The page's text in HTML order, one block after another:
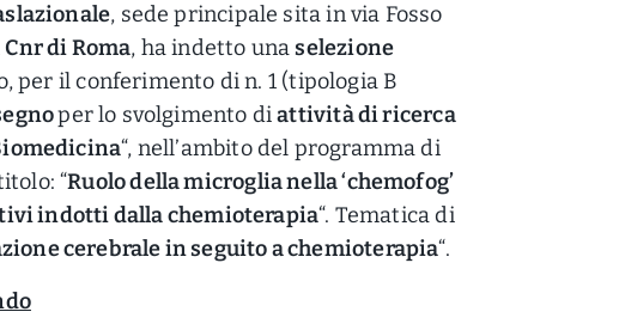
, sede principale sita in via Fosso
Cnr di Roma, ha indetto unaselezione
per il conferimento di n. 1 (tipologia B
per lo svolgimento diattività di ricerca
“, nell’ambito del programma di
“Ruolo della microglia nella ‘chemofog’
indotti dalla chemioterapia“. Tematica di
cerebrale in seguito a chemioterapia“.